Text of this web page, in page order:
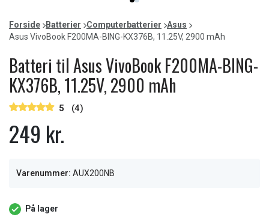
item
0
item
1
of
2
Forside Batterier Computerbatterier
Asus
Asus VivoBook F200MA-BING-KX376B, 11.25V, 2900 mAh
Batteri til Asus VivoBook F200MA-BING-
KX376B, 11.25V, 2900 mAh
5 (4)
249 kr.
Varenummer: AUX200NB
På lager